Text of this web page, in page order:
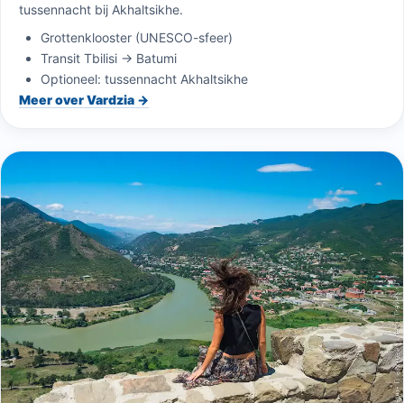
tussennacht bij Akhaltsikhe.
Grottenklooster (UNESCO-sfeer)
Transit Tbilisi → Batumi
Optioneel: tussennacht Akhaltsikhe
Meer over Vardzia →